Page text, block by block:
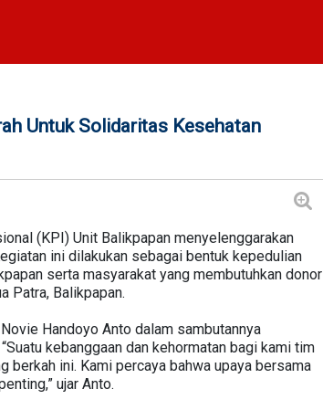
Untuk Solidaritas Kesehatan
(KPI) Unit Balikpapan menyelenggarakan
ini dilakukan sebagai bentuk kepedulian
serta masyarakat yang membutuhkan donor
Patra, Balikpapan.
Handoyo Anto dalam sambutannya
kebanggaan dan kehormatan bagi kami tim
berkah ini. Kami percaya bahwa upaya bersama
ujar Anto.